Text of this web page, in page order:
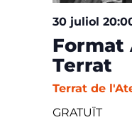
30 juliol
Format
Terrat
Terrat de
GRATUÏT